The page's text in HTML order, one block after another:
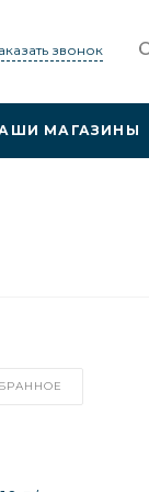
звонок
МАГАЗИНЫ